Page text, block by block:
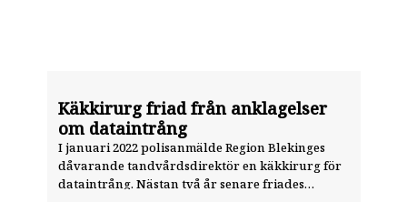
Käkkirurg friad från anklagelser
om dataintrång
I januari 2022 polisanmälde Region Blekinges
dåvarande tandvårdsdirektör en käkkirurg för
dataintrång. Nästan två år senare friades